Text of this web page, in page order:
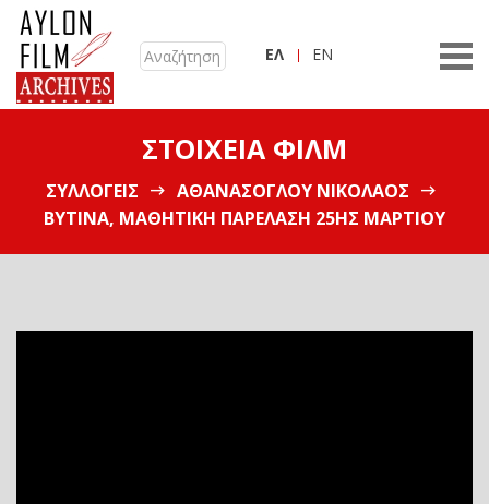
ΕΛ EN
ΣΤΟΙΧΕΊΑ ΦΙΛΜ
ΣΥΛΛΟΓΕΊΣ
ΑΘΑΝΑΣΌΓΛΟΥ ΝΙΚΌΛΑΟΣ
ΒΥΤΊΝΑ, ΜΑΘΗΤΙΚΉ ΠΑΡΈΛΑΣΗ 25ΗΣ ΜΑΡΤΊΟΥ